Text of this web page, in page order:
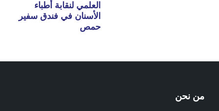
العلمي لنقابة أطباء
الأسنان في فندق سفير
حمص
من نحن